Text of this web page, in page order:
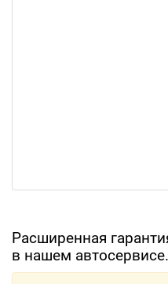
Расширенная
в нашем автосервисе.